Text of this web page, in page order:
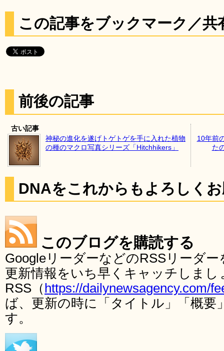
この記事をブックマーク／共
前後の記事
古い記事
神秘の進化を遂げトゲトゲを手に入れた植物
の種のマクロ写真シリーズ「Hitchhikers」
10年前
た
DNAをこれからもよろしく
このブログを購読する
GoogleリーダーなどのRSSリーダ
更新情報をいち早くキャッチしま
RSS（ https://dailynewsagency.com/
ば、更新の時に「タイトル」「概要
す。